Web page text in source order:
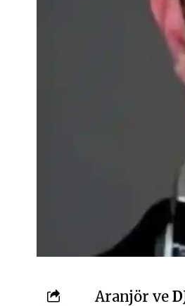
Aranjör ve